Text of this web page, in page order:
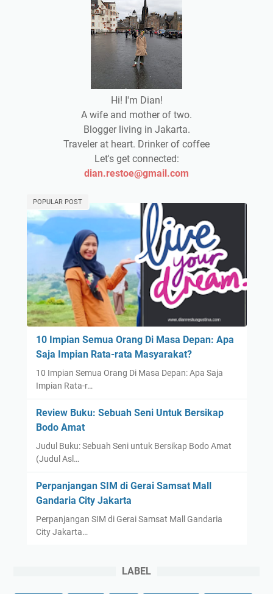
Hi! I'm Dian!
A wife and mother of two.
Blogger living in Jakarta.
Traveler at heart. Drinker of coffee
Let's get connected:
dian.restoe@gmail.com
POPULAR POST
10 Impian Semua Orang Di Masa Depan: Apa
Saja Impian Rata-rata Masyarakat?
10 Impian Semua Orang Di Masa Depan: Apa Saja
Impian Rata-r…
Review Buku: Sebuah Seni Untuk Bersikap
Bodo Amat
Judul Buku: Sebuah Seni untuk Bersikap Bodo Amat
(Judul Asl…
Perpanjangan SIM di Gerai Samsat Mall
Gandaria City Jakarta
Perpanjangan SIM di Gerai Samsat Mall Gandaria
City Jakarta…
LABEL